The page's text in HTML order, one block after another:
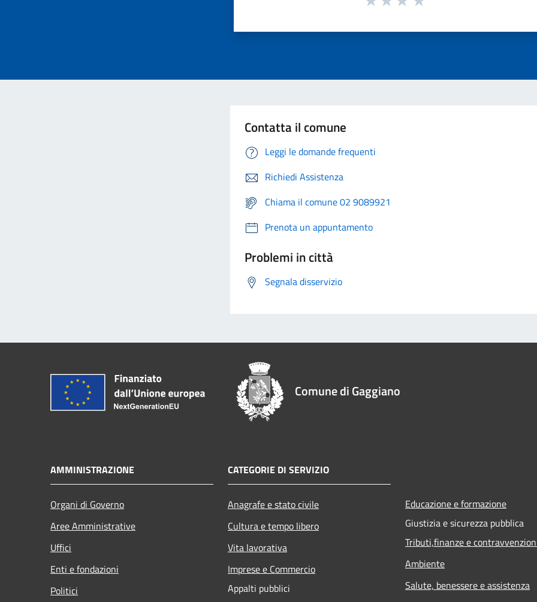
Contatta il comune
Leggi le domande frequenti
Richiedi Assistenza
Chiama il comune 02 9089921
Prenota un appuntamento
Problemi in città
Segnala disservizio
Comune di Gaggiano
AMMINISTRAZIONE
Organi di Governo
Aree Amministrative
Uffici
Enti e fondazioni
Politici
CATEGORIE DI SERVIZIO
Anagrafe e stato civile
Cultura e tempo libero
Vita lavorativa
Imprese e Commercio
Appalti pubblici
Educazione e formazione
Giustizia e sicurezza pubblica
Tributi,finanze e
Ambiente
Salute, benessere e assistenza